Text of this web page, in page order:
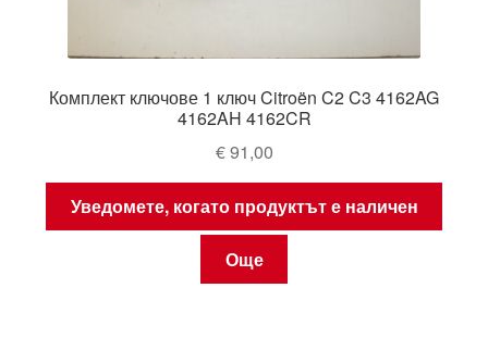
Комплект ключове 1 ключ Citroën C2 C3 4162AG
4162AH 4162CR
€91,00
Уведомете, когато продуктът е наличен
Още